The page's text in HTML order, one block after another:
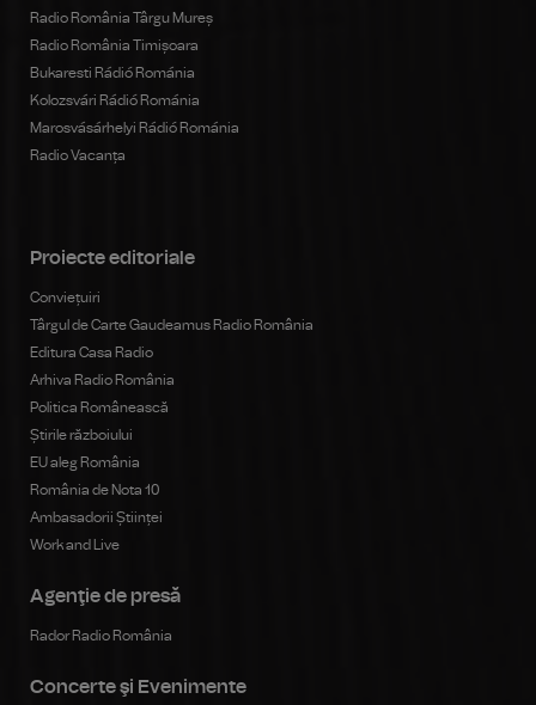
Radio România Târgu Mureș
Radio România Timișoara
Bukaresti Rádió Románia
Kolozsvári Rádió Románia
Marosvásárhelyi Rádió Románia
Radio Vacanța
Proiecte editoriale
Conviețuiri
Târgul de Carte Gaudeamus Radio România
Editura Casa Radio
Arhiva Radio România
Politica Românească
Știrile războiului
EU aleg România
România de Nota 10
Ambasadorii Științei
Work and Live
Agenţie de presă
Rador Radio România
Concerte şi Evenimente